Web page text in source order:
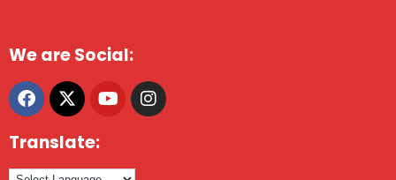
We are Social:
Translate: